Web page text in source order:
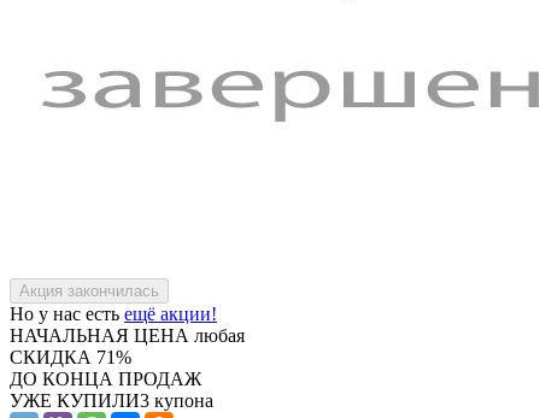
Но у нас есть ещё акции!
НАЧАЛЬНАЯ ЦЕНА любая
СКИДКА 71%
ДО КОНЦА ПРОДАЖ
УЖЕ КУПИЛИ3 купона